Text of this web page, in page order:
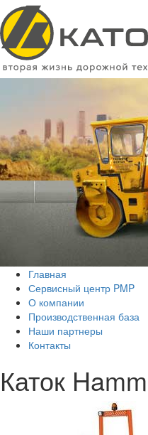
Главная
Сервисный центр PMP
О компании
Производственная база
Наши партнеры
Контакты
Каток